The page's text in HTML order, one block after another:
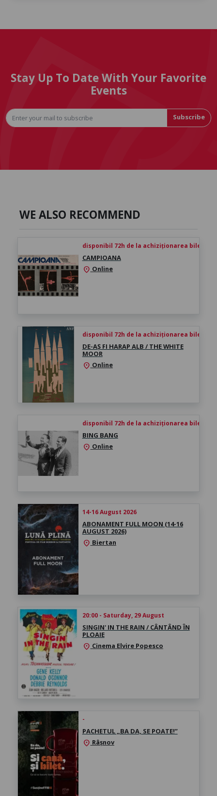
Stay Up To Date With Your Favorite
Events
Subscribe
WE ALSO RECOMMEND
disponibil 72h de la achiziționarea biletului
CAMPIOANA
location_on Online
disponibil 72h de la achiziționarea biletului
DE-AȘ FI HARAP ALB / THE WHITE
MOOR
location_on Online
disponibil 72h de la achiziționarea biletului
BING BANG
location_on Online
14-16 August 2026
ABONAMENT FULL MOON (14-16
AUGUST 2026)
location_on Biertan
20:00 - Saturday, 29 August
SINGIN' IN THE RAIN / CÂNTÂND ÎN
PLOAIE
location_on Cinema Elvire Popesco
-
PACHETUL „BA DA, SE POATE!”
location_on Râșnov